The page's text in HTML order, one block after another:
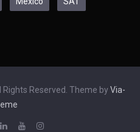
Rights Reserved. Theme by Via-